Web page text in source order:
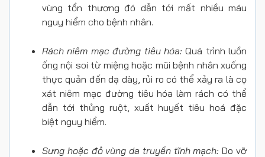
vùng tổn thương đó dẫn tới mất nhiều máu
nguy hiểm cho bệnh nhân.
Rách niêm mạc đường tiêu hóa: Quá trình luồn
ống nội soi từ miệng hoặc mũi bệnh nhân xuống
thực quản đến dạ dày, rủi ro có thể xảy ra là cọ
xát niêm mạc đường tiêu hóa làm rách có thể
dẫn tới thủng ruột, xuất huyết tiêu hoá đặc
biệt nguy hiểm.
Sưng hoặc đỏ vùng da truyền tĩnh mạch: Do vỡ